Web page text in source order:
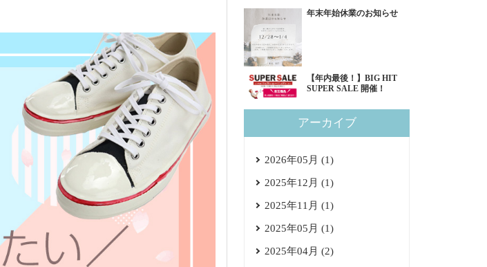
年末年始休業のお知らせ
【年内最後！】BIG HIT
SUPER SALE 開催！
アーカイブ
2026年05月 (1)
2025年12月 (1)
2025年11月 (1)
2025年05月 (1)
2025年04月 (2)